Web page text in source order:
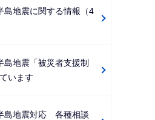
島地震に関する情報（4
島地震「被災者支援制
います
島地震対応 各種相談